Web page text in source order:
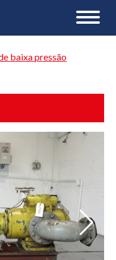
baixa pressão